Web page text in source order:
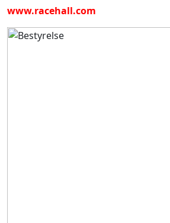
www.racehall.com